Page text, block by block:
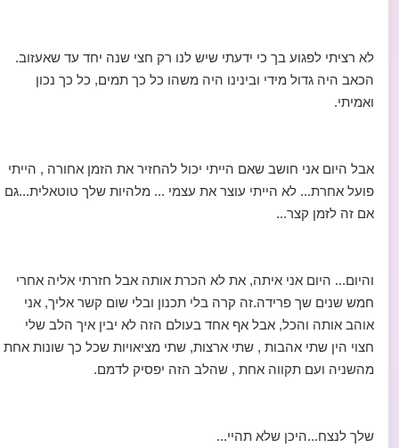
לא רציתי לפגוע בך כי ידעתי שיש לנו רק חצי שנה יחד עד שאעזוב.
הכאב היה גדול מידי ובינינו היה משהו כל כך תמים, כל כך נכון
ואמיתי.
אבל היום אני חושב שאם הייתי יכול להחזיר את הזמן אחורה , הייתי
פועל אחרת... לא הייתי עוצר את עצמי ... מלהיות שלך טוטאלית...גם
אם זה לזמן קצר...
והיום... היום אני איתה, את לא הכרת אותה אבל חזרתי אליה אחרי
חמש שנים שך פרידה.זה קרה בלי תכנון ובלי שום קשר אליך, אני
אוהב אותה והכל, אבל אף אחד בעולם הזה לא יבין איך הלב שלי
חצוי הין שתי אהבות , שתי ארצות, שתי מציאויות שכל כך שונות אחת
מהשניה ועם תקווה אחת , שהלב הזה יפסיק לדמם.
שלך לנצח...היכן שלא תהיי...